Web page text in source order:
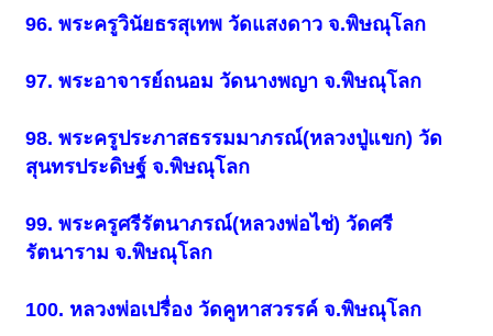
96. พระครูวินัยธรสุเทพ วัดแสงดาว จ.พิษณุโลก
97. พระอาจารย์ถนอม วัดนางพญา จ.พิษณุโลก
98. พระครูประภาสธรรมมาภรณ์(หลวงปู่แขก) วัด
สุนทรประดิษฐ์ จ.พิษณุโลก
99. พระครูศรีรัตนาภรณ์(หลวงพ่อไช่) วัดศรี
รัตนาราม จ.พิษณุโลก
100. หลวงพ่อเปรื่อง วัดคูหาสวรรค์ จ.พิษณุโลก